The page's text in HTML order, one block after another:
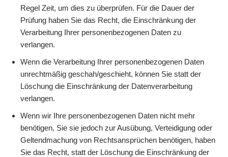
Regel Zeit, um dies zu überprüfen. Für die Dauer der
Prüfung haben Sie das Recht, die Einschränkung der
Verarbeitung Ihrer personenbezogenen Daten zu
verlangen.
Wenn die Verarbeitung Ihrer personenbezogenen Daten
unrechtmäßig geschah/geschieht, können Sie statt der
Löschung die Einschränkung der Datenverarbeitung
verlangen.
Wenn wir Ihre personenbezogenen Daten nicht mehr
benötigen, Sie sie jedoch zur Ausübung, Verteidigung oder
Geltendmachung von Rechtsansprüchen benötigen, haben
Sie das Recht, statt der Löschung die Einschränkung der